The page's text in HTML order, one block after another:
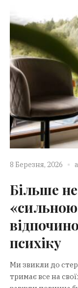
8 Березня, 2026
Більше
психіку
Ми звикли до
тримає все на